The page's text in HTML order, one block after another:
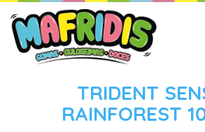
TRIDENT
RAINFOREST